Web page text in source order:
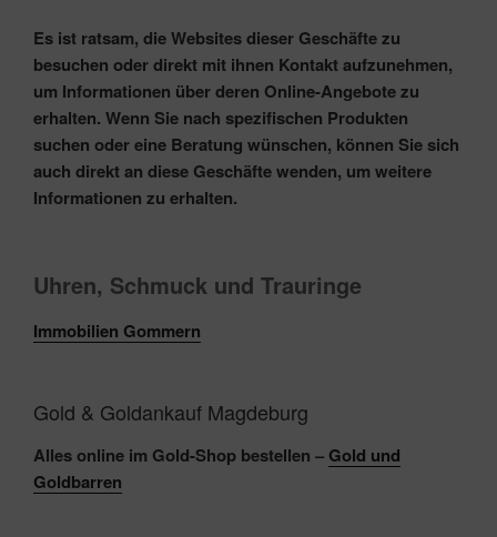
Es ist ratsam, die Websites dieser Geschäfte zu
besuchen oder direkt mit ihnen Kontakt aufzunehmen,
um Informationen über deren Online-Angebote zu
erhalten. Wenn Sie nach spezifischen Produkten
suchen oder eine Beratung wünschen, können Sie sich
auch direkt an diese Geschäfte wenden, um weitere
Informationen zu erhalten.
Uhren, Schmuck und Trauringe‎
Immobilien Gommern
Gold & Goldankauf Magdeburg
Alles online im Gold-Shop bestellen – Gold und
Goldbarren